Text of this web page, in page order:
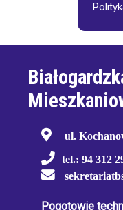
ul.
tel.: 94 312
Pogotowie